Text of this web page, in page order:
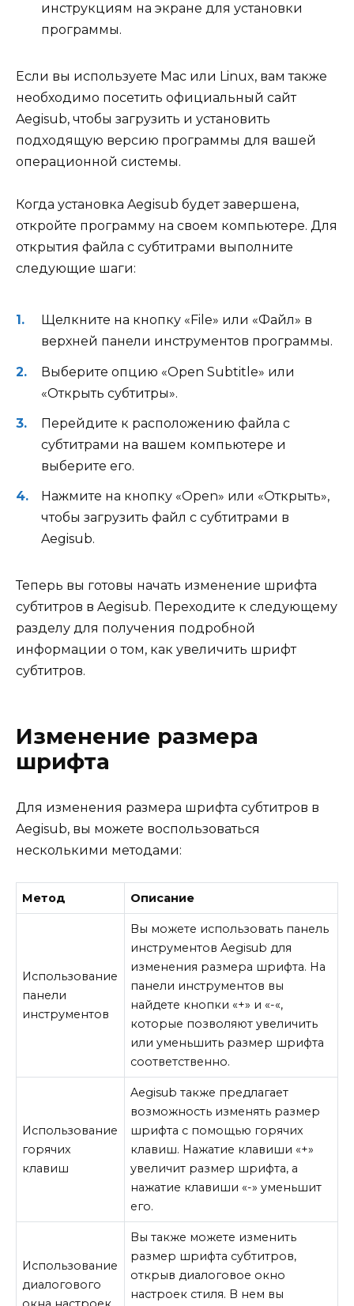
инструкциям на экране для установки
программы.
Если вы используете Mac или Linux, вам также
необходимо посетить официальный сайт
Aegisub, чтобы загрузить и установить
подходящую версию программы для вашей
операционной системы.
Когда установка Aegisub будет завершена,
откройте программу на своем компьютере. Для
открытия файла с субтитрами выполните
следующие шаги:
Щелкните на кнопку «File» или «Файл» в
верхней панели инструментов программы.
Выберите опцию «Open Subtitle» или
«Открыть субтитры».
Перейдите к расположению файла с
субтитрами на вашем компьютере и
выберите его.
Нажмите на кнопку «Open» или «Открыть»,
чтобы загрузить файл с субтитрами в
Aegisub.
Теперь вы готовы начать изменение шрифта
субтитров в Aegisub. Переходите к следующему
разделу для получения подробной
информации о том, как увеличить шрифт
субтитров.
Изменение размера
шрифта
Для изменения размера шрифта субтитров в
Aegisub, вы можете воспользоваться
несколькими методами:
Метод Описание
Использование
панели
инструментов
Вы можете использовать панель
инструментов Aegisub для
изменения размера шрифта. На
панели инструментов вы
найдете кнопки «+» и «-«,
которые позволяют увеличить
или уменьшить размер шрифта
соответственно.
Использование
горячих
клавиш
Aegisub также предлагает
возможность изменять размер
шрифта с помощью горячих
клавиш. Нажатие клавиши «+»
увеличит размер шрифта, а
нажатие клавиши «-» уменьшит
его.
Использование
диалогового
Вы также можете изменить
размер шрифта субтитров,
открыв диалоговое окно
настроек стиля. В нем вы